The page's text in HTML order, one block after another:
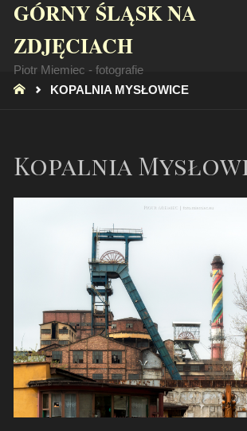
GÓRNY ŚLĄSK NA
ZDJĘCIACH
Piotr Miemiec - fotografie
STRONA
KOPALNIA MYSŁOWICE
Kopalnia